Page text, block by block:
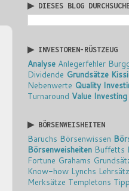
▶ DIESES BLOG
▶ INVESTOREN-RÜSTZEUG
Analyse Anlegerfehler
Dividende Grundsätze
Nebenwerte Quality
Turnaround Value Investing
▶ BÖRSENWEISHEITEN
Baruchs Börsenwissen
Börsenweisheiten Buffetts
Fortune Grahams
Know-how Lynchs
Merksätze Templetons